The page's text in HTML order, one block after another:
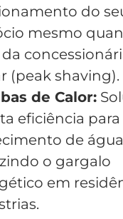
do
mesmo
(peak shaving).
de Calor:
eficiência para
de
o gargalo
em